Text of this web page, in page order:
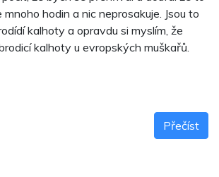
hodin a nic neprosakuje. Jsou to
kalhoty a opravdu si myslím, že
kalhoty u evropských muškařů.
Přečíst